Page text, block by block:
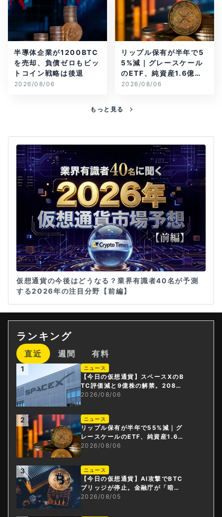
半導体企業が1200BTC
を売却、負債ゼロもビッ
トコイン戦略は後退
2026/08/06
リップル保有が半年で5
5%減｜グレースケール
のETF、純資産1.6億ド
ル減
2026/08/06
もっと見る
仮想通貨の今後はどうなる？業界有識者40名が予測
する2026年の注目分野【前編】
ランキング
直近 週間 有料
1 ニュース
【今日の仮想通貨】スペースXのB
TC評価減と9億株の解禁。208億
円相当のBTCが盗難
2026/08/06
2 ニュース
リップル保有が半年で55%減｜グ
レースケールのETF、純資産1.6億
ドル減
2026/08/06
3 ニュース
【今日の仮想通貨】AI攻撃でBTC
ブリッジが停止。金融庁が「暗号
資産・ステーブルコイン課」新設
2026/08/05